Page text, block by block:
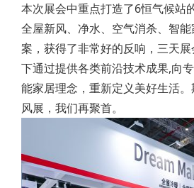
本次展会中重点打造了6恒气候站
全屋新风、净水、空气消杀、智
案，获得了非常好的反响，三天
下通过提供各类前沿技术成果,向
能家居理念，重新定义美好生活
风展，我们再聚首。